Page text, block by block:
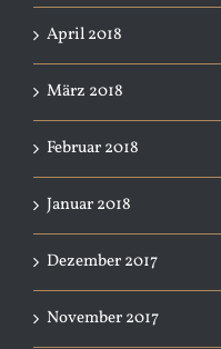
April 2018
März 2018
Februar 2018
Januar 2018
Dezember 2017
November 2017